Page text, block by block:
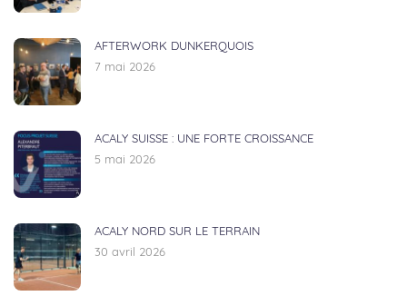
AFTERWORK DUNKERQUOIS
7 mai 2026
ACALY SUISSE : UNE FORTE CROISSANCE
5 mai 2026
ACALY NORD SUR LE TERRAIN
30 avril 2026